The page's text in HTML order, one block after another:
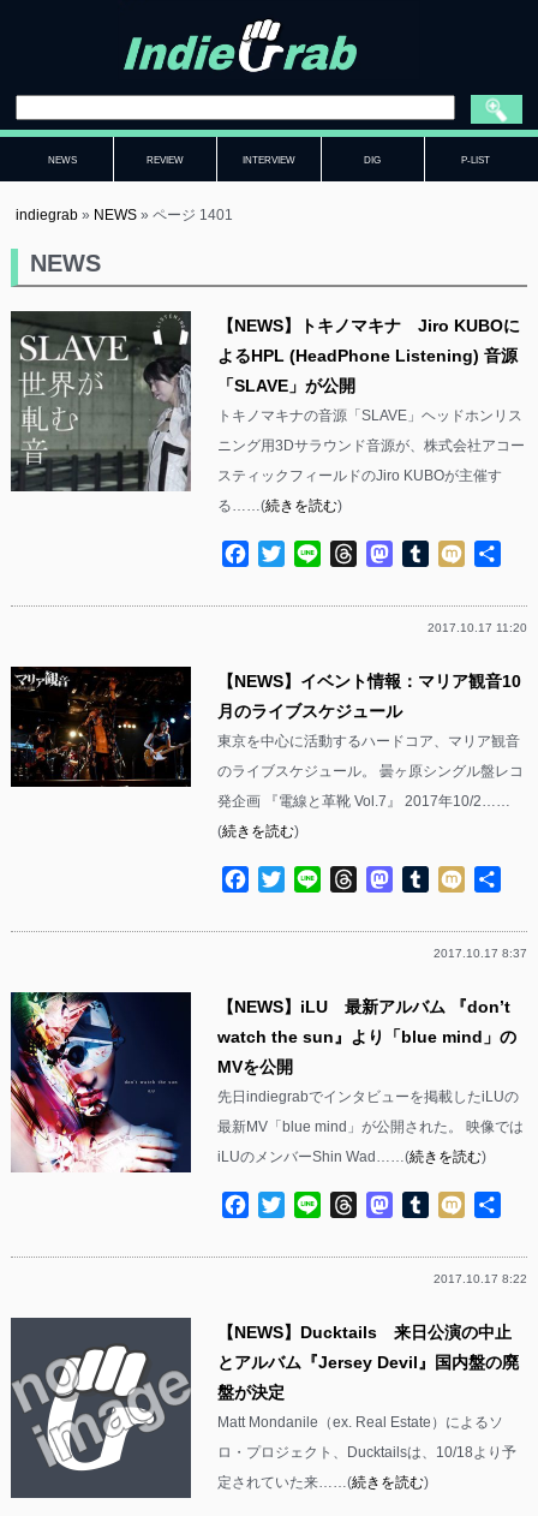
NEWS REVIEW INTERVIEW DIG P-LIST
indiegrab » NEWS »ページ 1401
NEWS
【NEWS】トキノマキナ Jiro KUBOに
よるHPL (HeadPhone Listening) 音源
「SLAVE」が公開
トキノマキナの音源「SLAVE」ヘッドホンリス
ニング用3Dサラウンド音源が、株式会社アコー
スティックフィールドのJiro KUBOが主催す
る……(続きを読む)
Facebook
TwitterLine ThreadsMastodon
Tumblr
Mixi
2017.10.17 11:20
【NEWS】イベント情報：マリア観音10
月のライブスケジュール
東京を中心に活動するハードコア、マリア観音
のライブスケジュール。 曇ヶ原シングル盤レコ
発企画 『電線と革靴 Vol.7』 2017年10/2……
(続きを読む)
Facebook
TwitterLine ThreadsMastodon
Tumblr
Mixi
2017.10.17 8:37
【NEWS】iLU 最新アルバム 『don’t
watch the sun』より「blue mind」の
MVを公開
先日indiegrabでインタビューを掲載したiLUの
最新MV「blue mind」が公開された。 映像では
iLUのメンバーShin Wad……(続きを読む)
Facebook
TwitterLine ThreadsMastodon
Tumblr
Mixi
2017.10.17 8:22
【NEWS】Ducktails 来日公演の中止
とアルバム『Jersey Devil』国内盤の廃
盤が決定
Matt Mondanile（ex. Real Estate）によるソ
ロ・プロジェクト、Ducktailsは、10/18より予
定されていた来……(続きを読む)